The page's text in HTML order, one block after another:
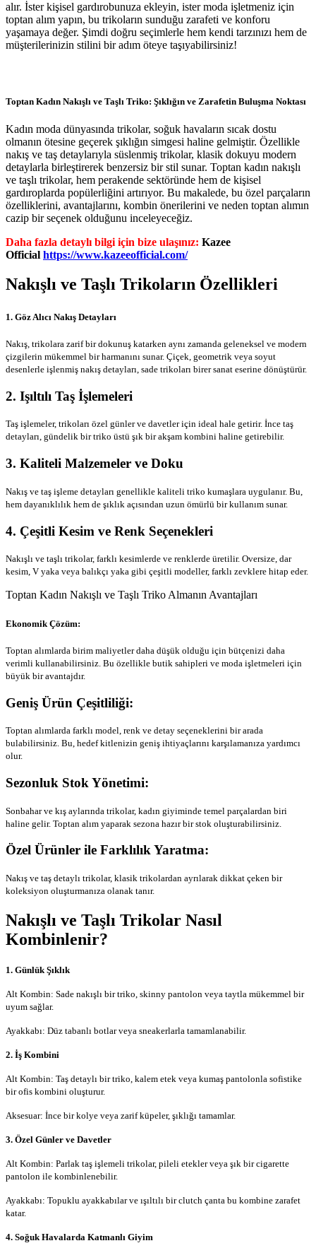
alır. İster kişisel gardırobunuza ekleyin, ister moda işletmeniz için
toptan alım yapın, bu trikoların sunduğu zarafeti ve konforu
yaşamaya değer. Şimdi doğru seçimlerle hem kendi tarzınızı hem de
müşterilerinizin stilini bir adım öteye taşıyabilirsiniz!
Toptan Kadın Nakışlı ve Taşlı Triko: Şıklığın ve Zarafetin Buluşma Noktası
Kadın moda dünyasında trikolar, soğuk havaların sıcak dostu
olmanın ötesine geçerek şıklığın simgesi haline gelmiştir. Özellikle
nakış ve taş detaylarıyla süslenmiş trikolar, klasik dokuyu modern
detaylarla birleştirerek benzersiz bir stil sunar. Toptan kadın nakışlı
ve taşlı trikolar, hem perakende sektöründe hem de kişisel
gardıroplarda popülerliğini artırıyor. Bu makalede, bu özel parçaların
özelliklerini, avantajlarını, kombin önerilerini ve neden toptan alımın
cazip bir seçenek olduğunu inceleyeceğiz.
Daha fazla detaylı bilgi için bize ulaşınız: Kazee
Official https://www.kazeeofficial.com/
Nakışlı ve Taşlı Trikoların Özellikleri
1. Göz Alıcı Nakış Detayları
Nakış, trikolara zarif bir dokunuş katarken aynı zamanda geleneksel ve modern
çizgilerin mükemmel bir harmanını sunar. Çiçek, geometrik veya soyut
desenlerle işlenmiş nakış detayları, sade trikoları birer sanat eserine dönüştürür.
2. Işıltılı Taş İşlemeleri
Taş işlemeler, trikoları özel günler ve davetler için ideal hale getirir. İnce taş
detayları, gündelik bir triko üstü şık bir akşam kombini haline getirebilir.
3. Kaliteli Malzemeler ve Doku
Nakış ve taş işleme detayları genellikle kaliteli triko kumaşlara uygulanır. Bu,
hem dayanıklılık hem de şıklık açısından uzun ömürlü bir kullanım sunar.
4. Çeşitli Kesim ve Renk Seçenekleri
Nakışlı ve taşlı trikolar, farklı kesimlerde ve renklerde üretilir. Oversize, dar
kesim, V yaka veya balıkçı yaka gibi çeşitli modeller, farklı zevklere hitap eder.
Toptan Kadın Nakışlı ve Taşlı Triko Almanın Avantajları
Ekonomik Çözüm:
Toptan alımlarda birim maliyetler daha düşük olduğu için bütçenizi daha
verimli kullanabilirsiniz. Bu özellikle butik sahipleri ve moda işletmeleri için
büyük bir avantajdır.
Geniş Ürün Çeşitliliği:
Toptan alımlarda farklı model, renk ve detay seçeneklerini bir arada
bulabilirsiniz. Bu, hedef kitlenizin geniş ihtiyaçlarını karşılamanıza yardımcı
olur.
Sezonluk Stok Yönetimi:
Sonbahar ve kış aylarında trikolar, kadın giyiminde temel parçalardan biri
haline gelir. Toptan alım yaparak sezona hazır bir stok oluşturabilirsiniz.
Özel Ürünler ile Farklılık Yaratma:
Nakış ve taş detaylı trikolar, klasik trikolardan ayrılarak dikkat çeken bir
koleksiyon oluşturmanıza olanak tanır.
Nakışlı ve Taşlı Trikolar Nasıl
Kombinlenir?
1. Günlük Şıklık
Alt Kombin: Sade nakışlı bir triko, skinny pantolon veya taytla mükemmel bir
uyum sağlar.
Ayakkabı: Düz tabanlı botlar veya sneakerlarla tamamlanabilir.
2. İş Kombini
Alt Kombin: Taş detaylı bir triko, kalem etek veya kumaş pantolonla sofistike
bir ofis kombini oluşturur.
Aksesuar: İnce bir kolye veya zarif küpeler, şıklığı tamamlar.
3. Özel Günler ve Davetler
Alt Kombin: Parlak taş işlemeli trikolar, pileli etekler veya şık bir cigarette
pantolon ile kombinlenebilir.
Ayakkabı: Topuklu ayakkabılar ve ışıltılı bir clutch çanta bu kombine zarafet
katar.
4. Soğuk Havalarda Katmanlı Giyim